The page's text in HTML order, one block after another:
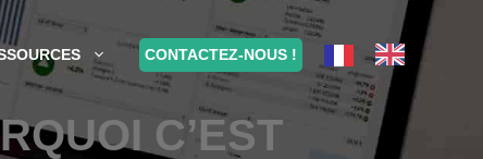
CONTACTEZ-NOUS !
C’EST